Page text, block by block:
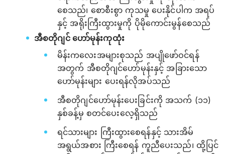
စေသည်၊ စောစီးစွာ ကုသမှု ပေးနိုင်ပါက အရပ်
နှင့် အရိုးကြီးထွားမှုကို ပိုမိုကောင်းမွန်စေသည်
အီစတိုဂျင် ‌ဟော်မုန်းကုထုံး
မိန်းကလေးအများစုသည် အပျိုဖော်ဝင်ရန်
အတွက် အီစတိုဂျင်‌ဟော်မုန်းနှင့် အခြားသော
ဟော်မုန်းများ ပေးရန်လိုအပ်သည်
အီစတိုဂျင်ဟော်မုန်းပေးခြင်းကို အသက် (၁၁)
နှစ်ခန့်မှ စတင်ပေးလေ့ရှိသည်
ရင်သားများ ကြီးထွားစေရန်နှင့် သားအိမ်
အရွယ်အစား ကြီးစေရန် ကူညီပေးသည်၊ ထို့ပြင်